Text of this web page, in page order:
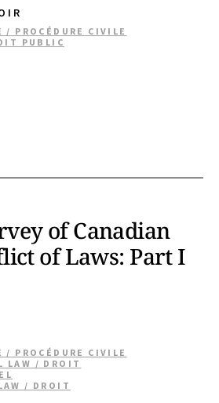
/ PROCÉDURE CIVILE
PUBLIC
of Canadian
of Laws: Part I
/ PROCÉDURE CIVILE
LAW / DROIT
/ DROIT